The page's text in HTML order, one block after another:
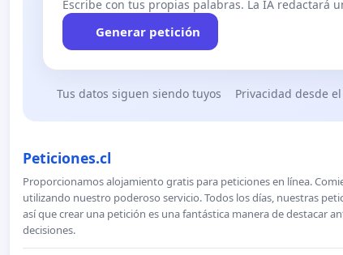
Escribe con tus propias palabras. La IA redactará
Generar petición
Tus datos siguen siendo tuyos Privacidad desde
Peticiones.cl
Proporcionamos alojamiento gratis para peticiones en línea.
utilizando nuestro poderoso servicio. Todos los días, nuestras
así que crear una petición es una fantástica manera de destacar
decisiones.